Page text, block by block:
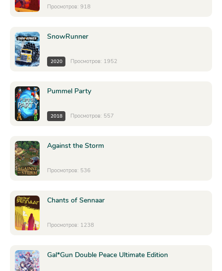
Просмотров: 918
SnowRunner
2020 Просмотров: 1952
Pummel Party
2018 Просмотров: 557
Against the Storm
Просмотров: 536
Chants of Sennaar
Просмотров: 1238
Gal*Gun Double Peace Ultimate Edition